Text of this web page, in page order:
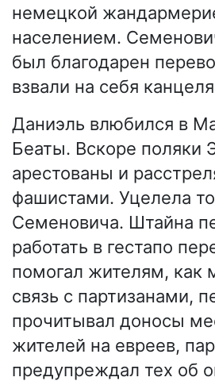
немецкой
населением.
был благодарен
взвали на себя
Даниэль влюбился в
Беаты. Вскоре поляки
арестованы и
фашистами. Уцелела
Семеновича. Штайна
работать в гестапо
помогал жителям, как
связь с партизанами,
прочитывал доносы
жителей на евреев,
предупреждал тех об